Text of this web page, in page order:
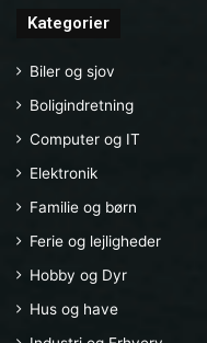
Kategorier
Biler og sjov
Boligindretning
Computer og IT
Elektronik
Familie og børn
Ferie og lejligheder
Hobby og Dyr
Hus og have